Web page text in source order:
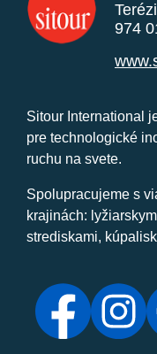
974
Sitour International
pre technologické
ruchu na svete.
Spolupracujeme s
krajinách:
strediskami,